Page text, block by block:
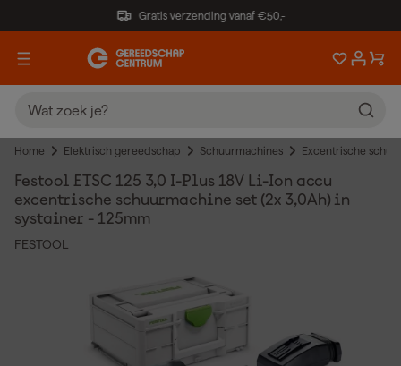
Gratis verzending vanaf €50,-
Home Elektrisch gereedschap Schuurmachines Excentrische
Festool ETSC 125 3,0 I-Plus 18V Li-Ion accu
excentrische schuurmachine set (2x 3,0Ah) in
systainer - 125mm
FESTOOL